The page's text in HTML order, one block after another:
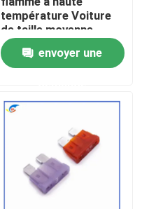
température Voiture
de taille moyenne
Fuseau 5A-35A
Environnemental
Voiture résistante à
envoyer une